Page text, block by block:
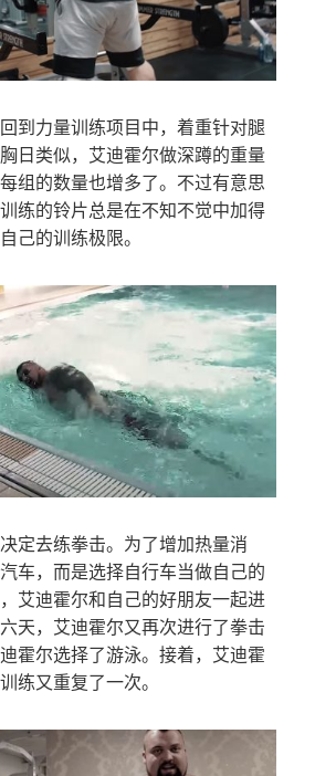
到力量训练项目中，着重针对腿
日类似，艾迪霍尔做深蹲的重量
组的数量也增多了。不过有意思
练的铃片总是在不知不觉中加得
己的训练极限。
定去练拳击。为了增加热量消
车，而是选择自行车当做自己的
艾迪霍尔和自己的好朋友一起进
天，艾迪霍尔又再次进行了拳击
霍尔选择了游泳。接着，艾迪霍
练又重复了一次。